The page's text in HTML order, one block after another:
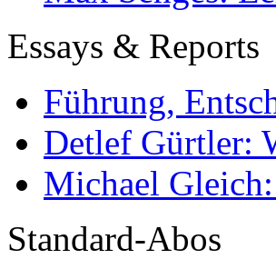
Essays & Reports
Führung,
Detlef Gürtler:
Michael
Standard-Abos